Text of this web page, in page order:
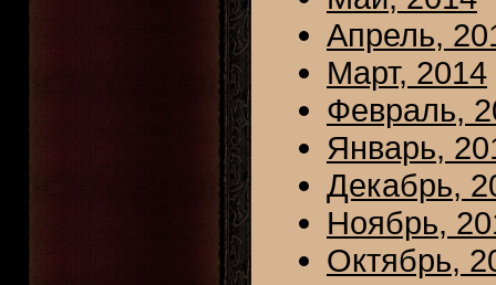
Апрель,
Март, 2014
Февраль,
Январь,
Декабрь,
Ноябрь,
Октябрь,